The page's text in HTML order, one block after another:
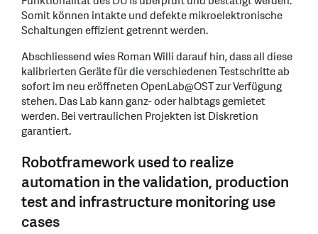
Somit können intakte und defekte mikroelektronische
Schaltungen effizient getrennt werden.
Abschliessend wies Roman Willi darauf hin, dass all diese
kalibrierten Geräte für die verschiedenen Testschritte ab
sofort im neu eröffneten OpenLab@OST zur Verfügung
stehen. Das Lab kann ganz- oder halbtags gemietet
werden. Bei vertraulichen Projekten ist Diskretion
garantiert.
Robotframework used to realize
automation in the validation, production
test and infrastructure monitoring use
cases